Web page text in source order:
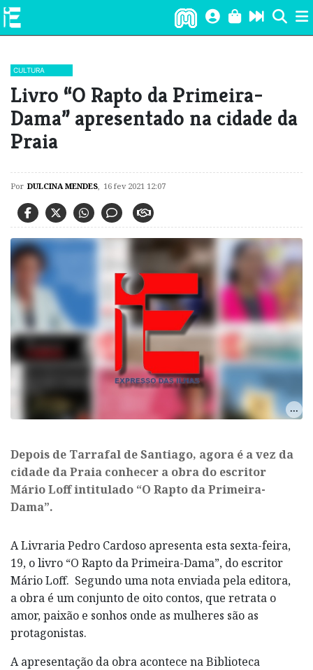
CULTURA
Livro “O Rapto da Primeira-
Dama” apresentado na cidade da
Praia
Por DULCINA MENDES, 16 fev 2021 12:07
Depois de Tarrafal de Santiago, agora é a vez da
cidade da Praia conhecer a obra do escritor
Mário Loff intitulado “O Rapto da Primeira-
Dama”.
A Livraria Pedro Cardoso apresenta esta sexta-feira,
19, o livro “O Rapto da Primeira-Dama”, do escritor
Mário Loff. Segundo uma nota enviada pela editora,
a obra é um conjunto de oito contos, que retrata o
amor, paixão e sonhos onde as mulheres são as
protagonistas.
A apresentação da obra acontece na Biblioteca